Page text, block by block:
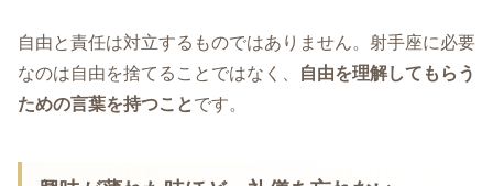
自由と責任は対立するものではありません。射手座に必要
なのは自由を捨てることではなく、
自由を理解してもらう
ための言葉を持つことです。